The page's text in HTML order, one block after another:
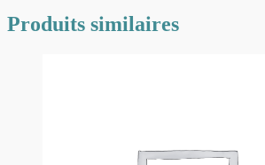
Produits similaires